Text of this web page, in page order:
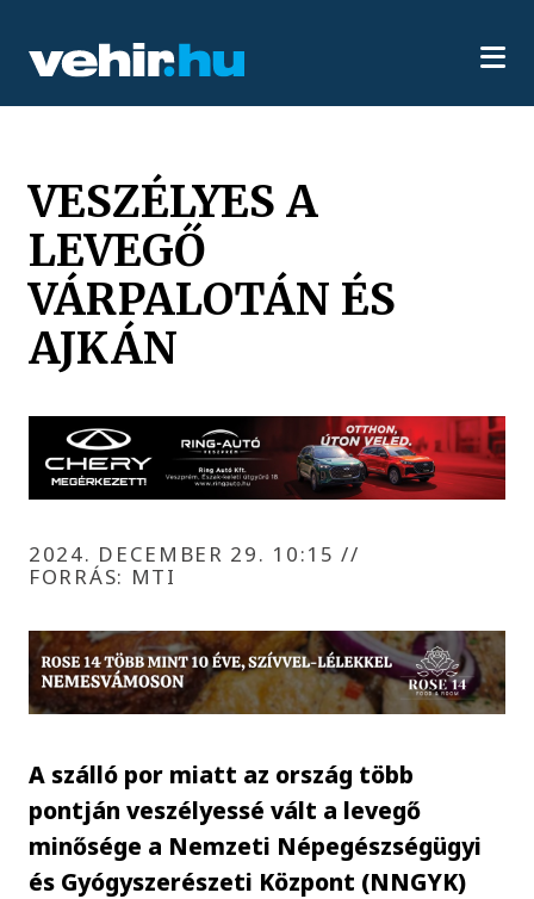
VESZÉLYES A
LEVEGŐ
VÁRPALOTÁN ÉS
AJKÁN
2024. DECEMBER 29. 10:15//
FORRÁS: MTI
A szálló por miatt az ország több
pontján veszélyessé vált a levegő
minősége a Nemzeti Népegészségügyi
és Gyógyszerészeti Központ (NNGYK)